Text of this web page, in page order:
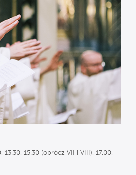
13.30, 15.30 (oprócz VII i VIII), 17.00,